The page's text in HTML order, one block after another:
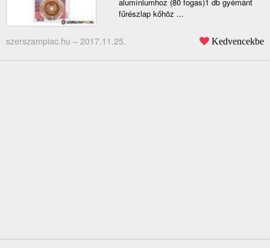
alumíniumhoz (80 fogas)1 db gyémánt
fűrészlap kőhöz ...
szerszampiac.hu – 2017.11.25. Kedvencekbe